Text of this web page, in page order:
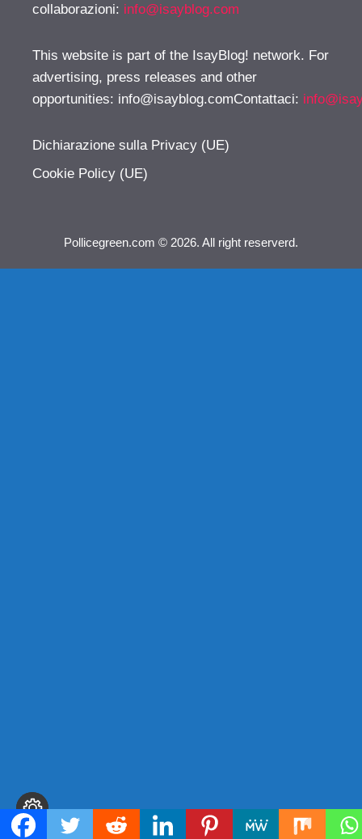
collaborazioni: info@isayblog.com
This website is part of the IsayBlog! network. For
advertising, press releases and other
opportunities: info@isayblog.comContattaci:
Dichiarazione sulla Privacy (UE)
Cookie Policy (UE)
Pollicegreen.com © 2026. All right reserverd.